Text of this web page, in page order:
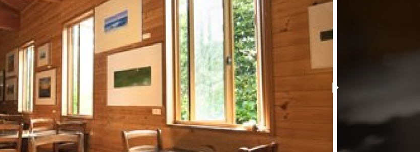
─ ライブラリー
子供向け学習コンテンツ
─ MOGUHAPI モグハピ！
─ 緒方湊の「食育クイズ」
─ 「畜産クイズ」
─ 農林水産業をみんなで学ぼう！